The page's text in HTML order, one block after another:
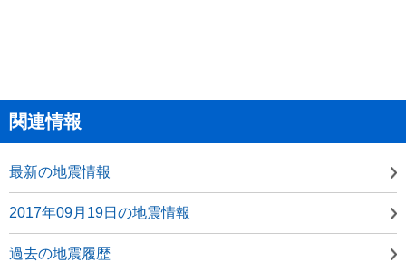
関連情報
最新の地震情報
2017年09月19日の地震情報
過去の地震履歴